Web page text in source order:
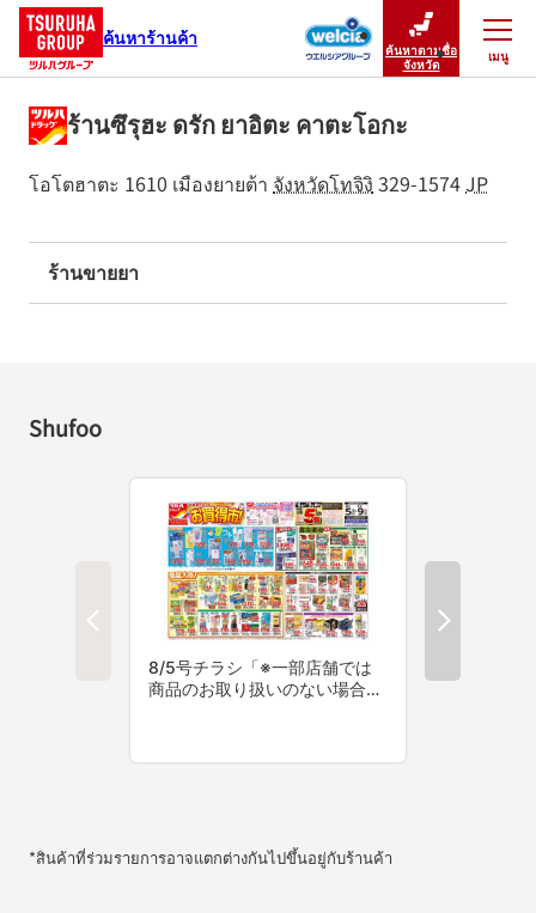
ค้นหาร้านค้า
ค้นหาตามชื่อ
จังหวัด
เมนู
ปิดเมนู
ร้านซึรุฮะ ดรัก ยาอิตะ คาตะโอกะ
โอโตฮาตะ 1610 เมืองยายต้า จังหวัดโทจิงิ 329-1574JP
ร้านขายยา
Shufoo
*สินค้าที่ร่วมรายการอาจแตกต่างกันไปขึ้นอยู่กับร้านค้า